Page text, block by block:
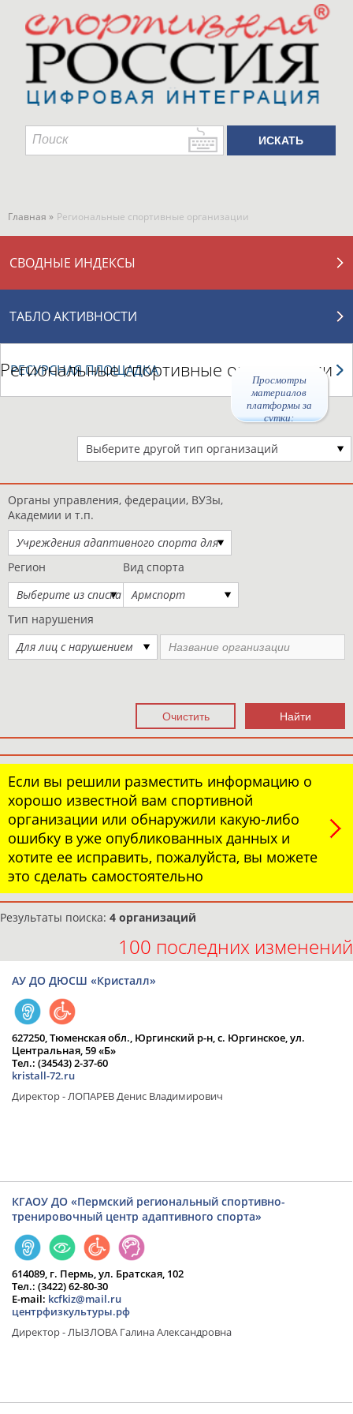
Просмотры
материалов
платформы за
сутки:
Главная » Региональные спортивные организации
СВОДНЫЕ ИНДЕКСЫ
ТАБЛО АКТИВНОСТИ
РЕСУРСНАЯ ПЛОЩАДКА
Региональные спортивные организации
Выберите другой тип организаций
Органы управления, федерации, ВУЗы,
Академии и т.п.
Учреждения адаптивного спорта для
детей с ограниченными
возможностями
Регион
Выберите из списка
Вид спорта
Армспорт
Тип нарушения
Для лиц с нарушением
Если вы решили разместить информацию о
хорошо известной вам спортивной
организации или обнаружили какую-либо
ошибку в уже опубликованных данных и
хотите ее исправить, пожалуйста, вы можете
это сделать самостоятельно
Результаты поиска: 4 организаций
100 последних изменений
АУ ДО ДЮСШ «Кристалл»
627250, Тюменская обл., Юргинский р-н, с. Юргинское, ул.
Центральная, 59 «Б»
Тел.: (34543) 2-37-60
kristall-72.ru
Директор - ЛОПАРЕВ Денис Владимирович
КГАОУ ДО «Пермский региональный спортивно-
тренировочный центр адаптивного спорта»
614089, г. Пермь, ул. Братская, 102
Тел.: (3422) 62-80-30
​E-mail: kcfkiz@mail.ru
центрфизкультуры.рф
Директор - ЛЫЗЛОВА Галина Александровна